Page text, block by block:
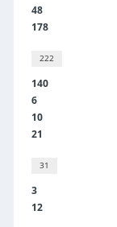
48
178
222
140
6
10
21
31
3
12